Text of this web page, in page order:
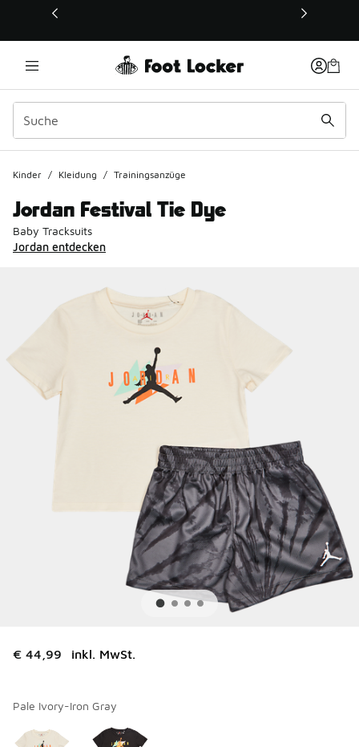
Dieser Link öffnet sich in einem neuen Fenster
Kinder / Kleidung / Trainingsanzüge
Jordan Festival Tie Dye
Baby Tracksuits
Jordan entdecken
€ 44,99 inkl. MwSt.
Pale Ivory-Iron Gray
Seite 1 von 1 zeigt die Farben 1 bis 2 von 2 an.
Bitte wählen Sie einen Stil aus